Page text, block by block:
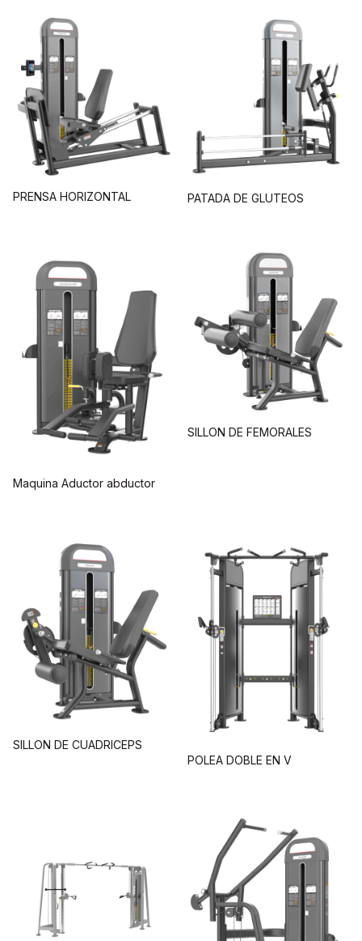
PRENSA HORIZONTAL PATADA DE GLUTEOS
Maquina Aductor abductor
SILLON DE FEMORALES
SILLON DE CUADRICEPS
POLEA DOBLE EN V